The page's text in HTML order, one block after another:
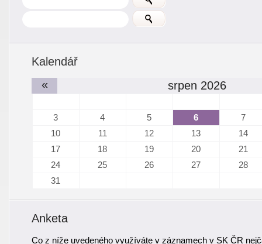
Kalendář
«
srpen 2026
3 4 5 6
7
10
11 12 13
14
17
18 19 20
21
24
25 26 27
28
31
Anketa
Co z níže uvedeného využíváte v záznamech v SK ČR